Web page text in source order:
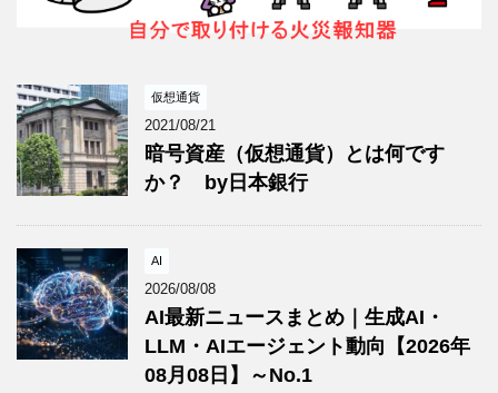
仮想通貨
2021/08/21
暗号資産（仮想通貨）とは何です
か？ by日本銀行
AI
2026/08/08
AI最新ニュースまとめ｜生成AI・
LLM・AIエージェント動向【2026年
08月08日】～No.1